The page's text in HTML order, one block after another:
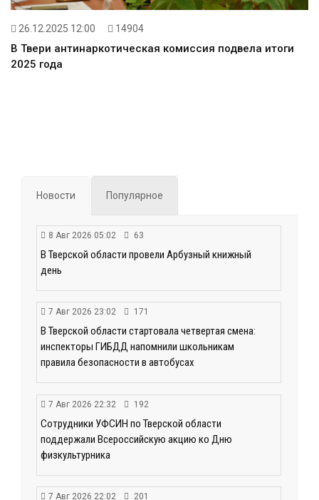
26.12.2025 12:00 14904
В Твери антинаркотическая комиссия подвела итоги
2025 года
Новости Популярное
8 Авг 2026 05:02 63
В Тверской области провели Арбузный книжный
день
7 Авг 2026 23:02 171
В Тверской области стартовала четвертая смена:
инспекторы ГИБДД напомнили школьникам
правила безопасности в автобусах
7 Авг 2026 22:32 192
Сотрудники УФСИН по Тверской области
поддержали Всероссийскую акцию ко Дню
физкультурника
7 Авг 2026 22:02 201